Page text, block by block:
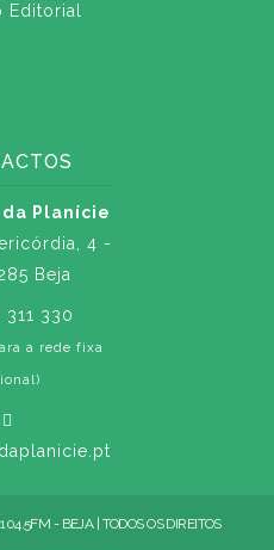
Editorial
da Planície
4 -
Beja
311 330
a rede fixa
- BEJA | TODOS OS DIREITOS